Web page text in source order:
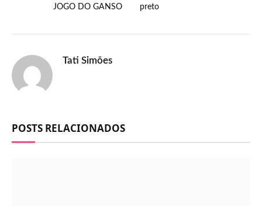
JOGO DO GANSO
preto
Tati Simões
POSTS RELACIONADOS